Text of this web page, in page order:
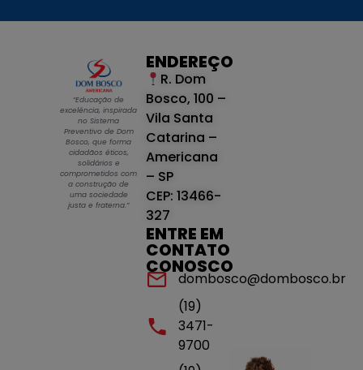
“Educação de
excelência, inspirada
no Sistema
Preventivo de Dom
Bosco, que forma
cidadãos éticos,
solidários e
comprometidos com
a construção de
uma sociedade
justa e fraterna.”
ENDEREÇO
R. Dom
Bosco, 100 –
Vila Santa
Catarina –
Americana
– SP
CEP: 13466-
327
ENTRE EM
CONTATO
CONOSCO
dombosco@dombosco.br
(19)
3471-
9700